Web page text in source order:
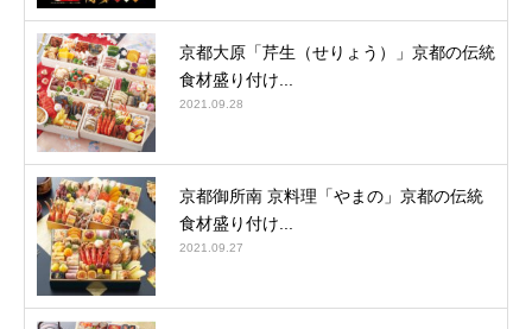
京都大原「芹生（せりょう）」京都の伝統
食材盛り付け...
2021.09.28
京都御所南 京料理「やまの」京都の伝統
食材盛り付け...
2021.09.27